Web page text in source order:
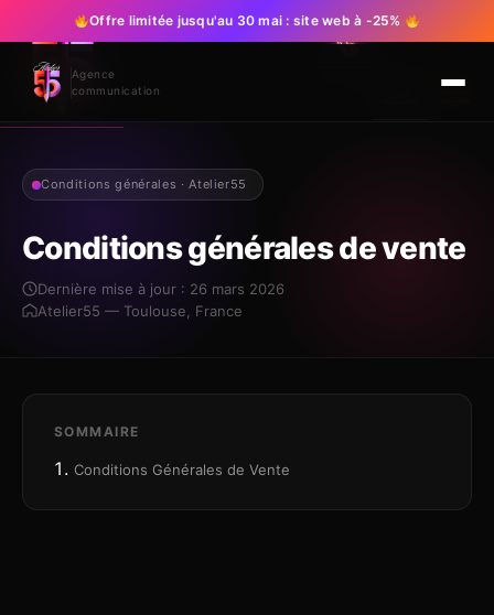
Offre limitée jusqu'au 30 mai : site web à -25%
Agence
communication
Conditions générales · Atelier55
Conditions générales de vente
Dernière mise à jour : 26 mars 2026
Atelier55 — Toulouse, France
SOMMAIRE
Conditions Générales de Vente